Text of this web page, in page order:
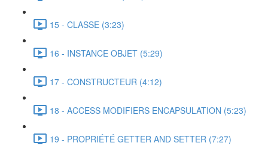
15 - CLASSE (3:23)
16 - INSTANCE OBJET (5:29)
17 - CONSTRUCTEUR (4:12)
18 - ACCESS MODIFIERS ENCAPSULATION (5:23)
19 - PROPRIÉTÉ GETTER AND SETTER (7:27)